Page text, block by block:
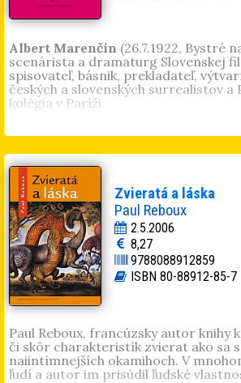
Albert Marenčin (26.7.1922, Bystré
scenárista a dramaturg Slovenskej
spisovateľ, básnik, prekladateľ,
českých a slovenských surrealistov a
kolégia v Paríži.
surrealistickej a patafyzickej
v próze, ktoré v tomto
slovenskom usporiadaní vychádzajú
príležitosti básnického festivalu
Štiavnica 2006.
Zvieratá a láska
Paul Reboux
2.5.2006
8,27
9788088912859
ISBN 80-88912-85-7
Paul Reboux, francúzsky autor knihy
či skôr charakteristík zvierat ako sa
naiintímnejších okamihoch. V
ľudí a autor im prisúdil ľudské